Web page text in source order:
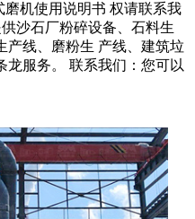
磨机使用说明书 权请联系我
沙石厂粉碎设备、石料生
产线、磨粉生 产线、建筑垃
龙服务。 联系我们：您可以